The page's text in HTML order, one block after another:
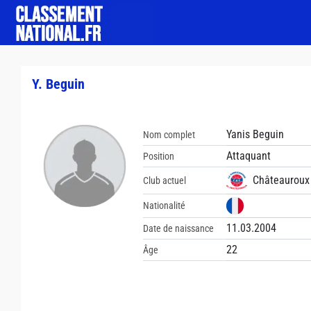
Y. Beguin
Nom complet Yanis Beguin
Position Attaquant
Club actuel
Nationalité
Date de naissance 11.03.2004
Âge 22